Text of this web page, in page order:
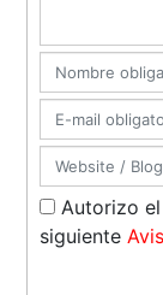
Autorizo
siguiente